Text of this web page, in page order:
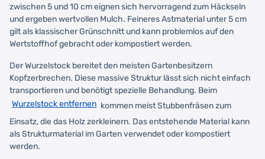
zwischen 5 und 10 cm eignen sich hervorragend zum Häckseln
und ergeben wertvollen Mulch. Feineres Astmaterial unter 5 cm
gilt als klassischer Grünschnitt und kann problemlos auf den
Wertstoffhof gebracht oder kompostiert werden.
Der Wurzelstock bereitet den meisten Gartenbesitzern
Kopfzerbrechen. Diese massive Struktur lässt sich nicht einfach
transportieren und benötigt spezielle Behandlung. Beim
Wurzelstock entfernen kommen meist Stubbenfräsen zum
Einsatz, die das Holz zerkleinern. Das entstehende Material kann
als Strukturmaterial im Garten verwendet oder kompostiert
werden.